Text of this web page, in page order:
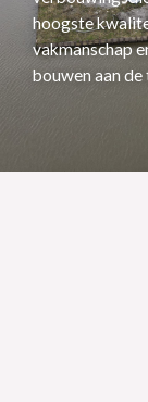
hoogste
vakmanschap
bouwen aan